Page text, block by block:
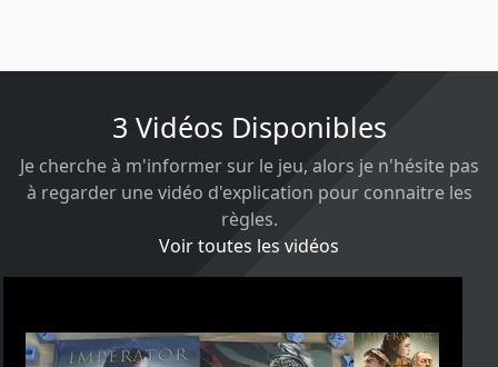
3 Vidéos Disponibles
Je cherche à m'informer sur le jeu, alors je n'hésite pas
à regarder une vidéo d'explication pour connaitre les
règles.
Voir toutes les vidéos